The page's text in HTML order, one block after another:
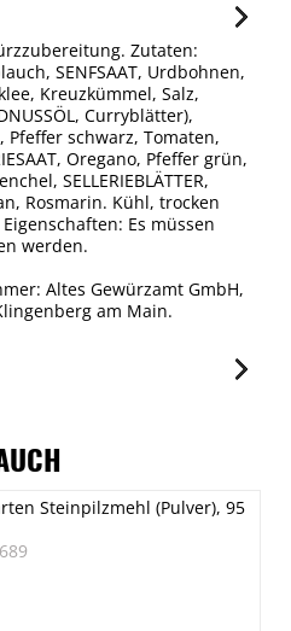
Zutaten:
SENFSAAT, Urdbohnen,
Kreuzkümmel, Salz,
Curryblätter),
Pfeffer schwarz, Tomaten,
Oregano, Pfeffer grün,
SELLERIEBLÄTTER,
Rosmarin. Kühl, trocken
Es müssen
werden.
Altes Gewürzamt GmbH,
am Main.
Steinpilzmehl (Pulver), 95